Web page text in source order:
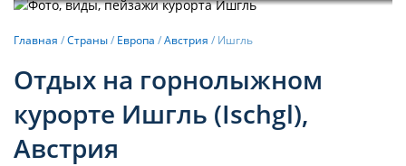
Фотогалерея
Главная /Страны/ Европа /Австрия / Ишгль
Отдых на горнолыжном
курорте Ишгль (Ischgl),
Австрия